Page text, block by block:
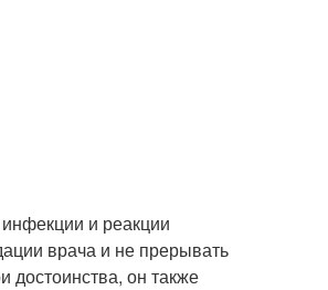
и реакции
врача и не прерывать
достоинства, он также